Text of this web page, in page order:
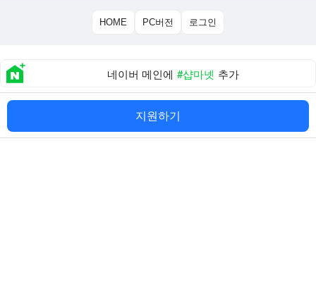
지원하기
HOME PC버전 로그인
네이버 메인에 #샵마넷 추가
개인정보 처리방침
TEL:02-851-0815